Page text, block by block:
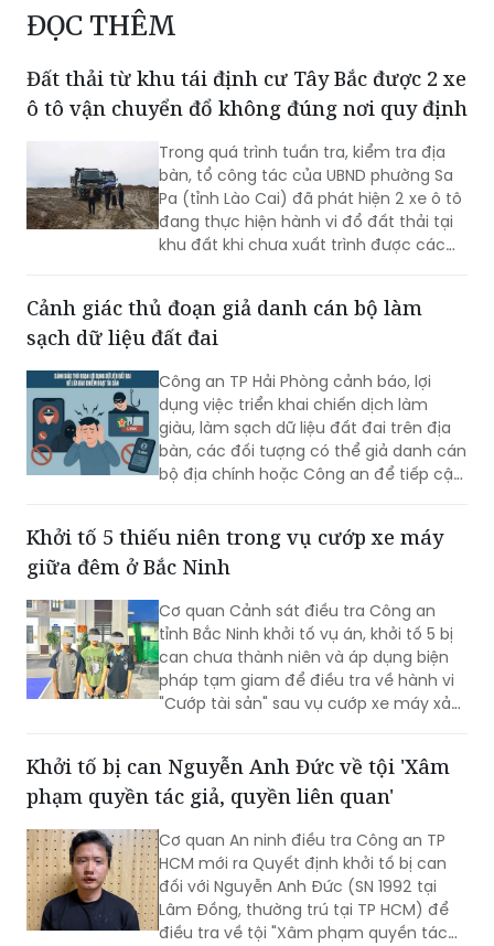
ĐỌC THÊM
Đất thải từ khu tái định cư Tây Bắc được 2 xe
ô tô vận chuyển đổ không đúng nơi quy định
Trong quá trình tuần tra, kiểm tra địa
bàn, tổ công tác của UBND phường Sa
Pa (tỉnh Lào Cai) đã phát hiện 2 xe ô tô
đang thực hiện hành vi đổ đất thải tại
khu đất khi chưa xuất trình được các
Cảnh giác thủ đoạn giả danh cán bộ làm
sạch dữ liệu đất đai
Công an TP Hải Phòng cảnh báo, lợi
dụng việc triển khai chiến dịch làm
giàu, làm sạch dữ liệu đất đai trên địa
bàn, các đối tượng có thể giả danh cán
bộ địa chính hoặc Công an để tiếp cận,
người dân.
Khởi tố 5 thiếu niên trong vụ cướp xe máy
giữa đêm ở Bắc Ninh
Cơ quan Cảnh sát điều tra Công an
tỉnh Bắc Ninh khởi tố vụ án, khởi tố 5 bị
can chưa thành niên và áp dụng biện
pháp tạm giam để điều tra về hành vi
"Cướp tài sản" sau vụ cướp xe máy xảy
Khởi tố bị can Nguyễn Anh Đức về tội 'Xâm
phạm quyền tác giả, quyền liên quan'
Cơ quan An ninh điều tra Công an TP
HCM mới ra Quyết định khởi tố bị can
đối với Nguyễn Anh Đức (SN 1992 tại
Lâm Đồng, thường trú tại TP HCM) để
điều tra về tội "Xâm phạm quyền tác